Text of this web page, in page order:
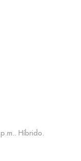
Híbrido.